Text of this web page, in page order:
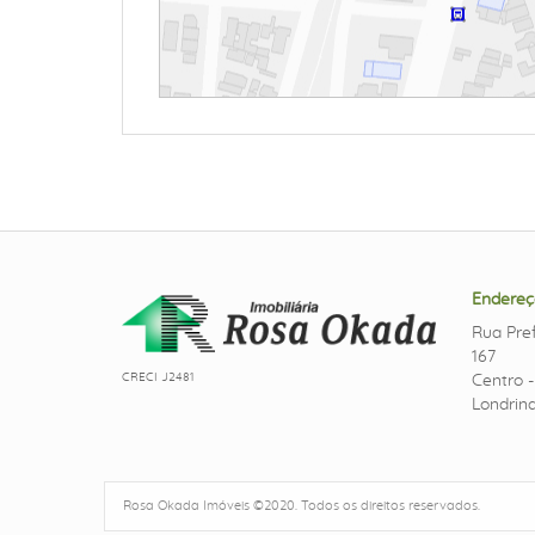
CRECI J2481
Rua
167
Centro -
Rosa Okada Imóveis ©2020. Todos os direitos reservados.